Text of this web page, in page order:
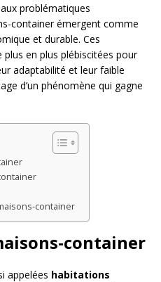
problématiques
container émergent comme
et durable. Ces
en plus plébiscitées pour
adaptabilité et leur faible
d’un phénomène qui gagne
container
container
appelées habitations